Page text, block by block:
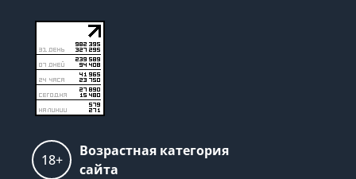
18+
Возрастная категория
сайта